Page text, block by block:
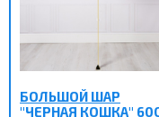
БОЛЬШОЙ ШАР
"ЧЕРНАЯ КОШКА"